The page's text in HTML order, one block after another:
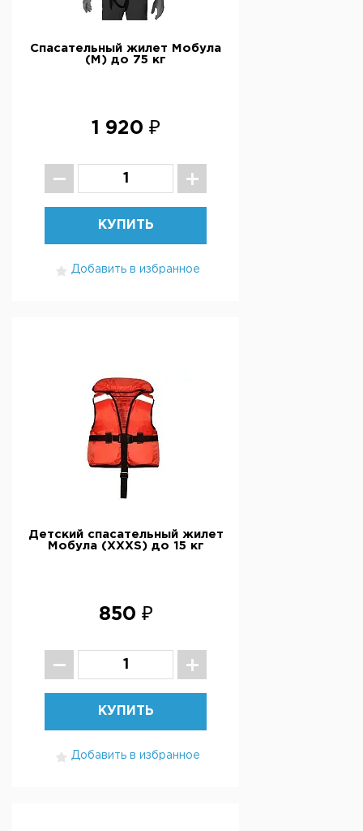
Спасательный жилет Мобула
(М) до 75 кг
1 920 ₽
КУПИТЬ
Добавить в избранное
Детский спасательный жилет
Мобула (ХХXS) до 15 кг
850 ₽
КУПИТЬ
Добавить в избранное